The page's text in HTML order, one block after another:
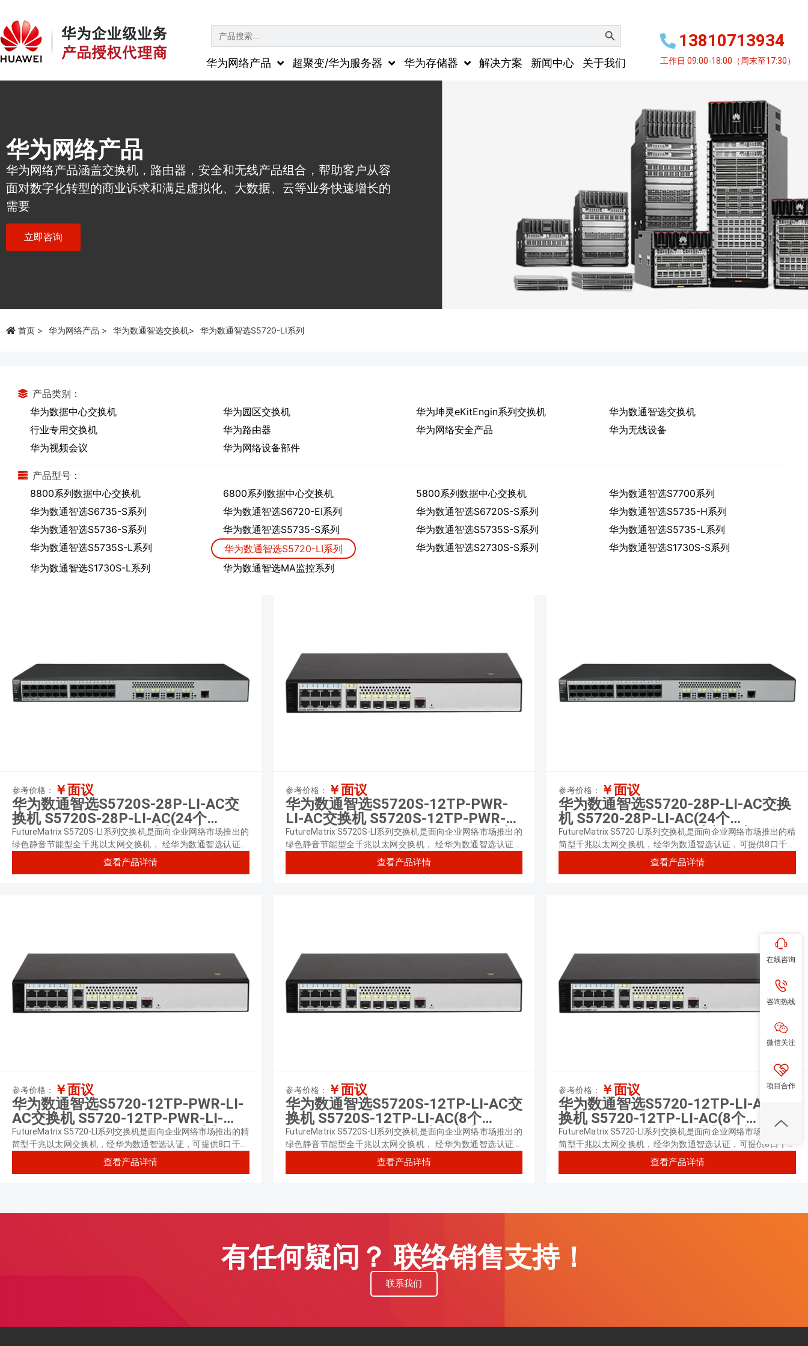
Search
for:
搜索按钮
华为网络产品 超聚变/华为服务器 华为存储器 解决方案 新闻中心 关于我们
13810713934
工作日 09:00-18:00（周末至17:30）
华为网络产品
华为网络产品涵盖交换机，路由器，安全和无线产品组合，帮助客户从容
面对数字化转型的商业诉求和满足虚拟化、大数据、云等业务快速增长的
需要
立即咨询
首页 华为网络产品 华为数通智选交换机 华为数通智选S5720-LI系列
产品类别：
华为数据中心交换机
华为园区交换机 华为坤灵eKitEngin系列交换机
华为数通智选交换机
行业专用交换机
华为路由器 华为网络安全产品
华为无线设备
华为视频会议
华为网络设备部件
产品型号：
8800系列数据中心交换机
6800系列数据中心交换机 5800系列数据中心交换机
华为数通智选S7700系列
华为数通智选S6735-S系列
华为数通智选S6720-EI系列 华为数通智选S6720S-S系列
华为数通智选S5735-H系列
华为数通智选S5736-S系列
华为数通智选S5735-S系列 华为数通智选S5735S-S系列
华为数通智选S5735-L系列
华为数通智选S5735S-L系列
华为数通智选S5720-LI系列 华为数通智选S2730S-S系列
华为数通智选S1730S-S系列
华为数通智选S1730S-L系列
华为数通智选MA监控系列
参考价格： ￥面议
华为数通智选S5720S-28P-LI-AC交
换机 S5720S-28P-LI-AC(24个
10/100/1000Base-T以太网端口,4个
千兆SFP,交流供电) 交换容量
336Gbps/3.36Tbps，包转发率
51/126Mpps
FutureMatrix S5720S-LI系列交换机是面向企业网络市场推出的
绿色静音节能型全千兆以太网交换机， 经华为数通智选认证，
可提供8口千兆电（PoE/非PoE）及24口千兆电（非PoE）无风
查看产品详情
参考价格： ￥面议
华为数通智选S5720S-12TP-PWR-
LI-AC交换机 S5720S-12TP-PWR-
LI-AC(8个10/100/1000Base-T以太
网端口,4个千兆SFP,2个复用的
10/100/1000Base-T以太网端口
Combo,PoE+,124W PoE交流供电)
FutureMatrix S5720S-LI系列交换机是面向企业网络市场推出的
绿色静音节能型全千兆以太网交换机， 经华为数通智选认证，
可提供8口千兆电（PoE/非PoE）及24口千兆电（非PoE）无风
查看产品详情
参考价格： ￥面议
华为数通智选S5720-28P-LI-AC交换
机 S5720-28P-LI-AC(24个
10/100/1000Base-T以太网端口,4个
千兆SFP,交流供电) 交换容量
336Gbps/3.36Tbps，包转发率
51/126Mpps
FutureMatrix S5720-LI系列交换机是面向企业网络市场推出的精
简型千兆以太网交换机，经华为数通智选认证，可提供8口千兆
电（PoE/非PoE），24口千兆电及48口千兆光款型，满足不同
查看产品详情
参考价格： ￥面议
华为数通智选S5720-12TP-PWR-LI-
AC交换机 S5720-12TP-PWR-LI-
AC(8个10/100/1000Base-T以太网
端口,4个千兆SFP,2个复用的
10/100/1000Base-T以太网端口
Combo,124W PoE交流供电)
FutureMatrix S5720-LI系列交换机是面向企业网络市场推出的精
简型千兆以太网交换机，经华为数通智选认证，可提供8口千兆
电（PoE/非PoE），24口千兆电及48口千兆光款型，满足不同
查看产品详情
参考价格： ￥面议
华为数通智选S5720S-12TP-LI-AC交
换机 S5720S-12TP-LI-AC(8个
10/100/1000Base-T以太网端口,4个
千兆SFP,2个复用的
10/100/1000Base-T以太网端口
Combo,交流供电) 交换容量
FutureMatrix S5720S-LI系列交换机是面向企业网络市场推出的
绿色静音节能型全千兆以太网交换机， 经华为数通智选认证，
可提供8口千兆电（PoE/非PoE）及24口千兆电（非PoE）无风
查看产品详情
参考价格： ￥面议
华为数通智选S5720-12TP-LI-AC交
换机 S5720-12TP-LI-AC(8个
10/100/1000Base-T以太网端口,4个
千兆SFP,2个复用的
10/100/1000Base-T以太网端口
Combo,交流供电)
FutureMatrix S5720-LI系列交换机是面向企业网络市场推出的精
简型千兆以太网交换机，经华为数通智选认证，可提供8口千兆
电（PoE/非PoE），24口千兆电及48口千兆光款型，满足不同
查看产品详情
有任何疑问？ 联络销售支持！
联系我们
在线咨询
咨询热线
微信关注
项目合作